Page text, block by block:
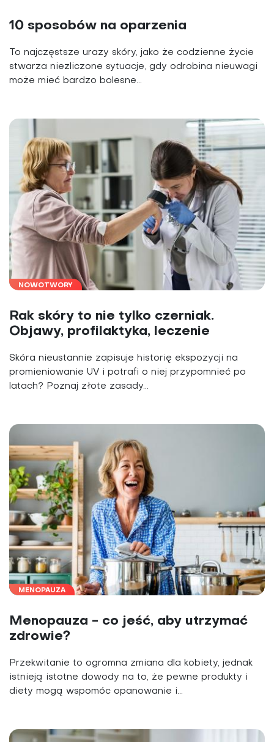
10 sposobów na oparzenia
To najczęstsze urazy skóry, jako że codzienne życie
stwarza niezliczone sytuacje, gdy odrobina nieuwagi
może mieć bardzo bolesne...
NOWOTWORY
Rak skóry to nie tylko czerniak.
Objawy, profilaktyka, leczenie
Skóra nieustannie zapisuje historię ekspozycji na
promieniowanie UV i potrafi o niej przypomnieć po
latach? Poznaj złote zasady...
MENOPAUZA
Menopauza - co jeść, aby utrzymać
zdrowie?
Przekwitanie to ogromna zmiana dla kobiety, jednak
istnieją istotne dowody na to, że pewne produkty i
diety mogą wspomóc opanowanie i...